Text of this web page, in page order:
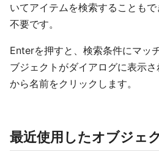
いてアイテムを検索することも
不要です。
Enterを押すと、検索条件にマッ
ブジェクトがダイアログに表示
から名前をクリックします。
最近使用したオブジェ